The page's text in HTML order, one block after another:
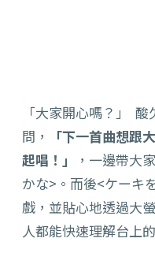
「大家開心嗎？」
問，
「下一首曲想跟
起唱！」
，一邊帶大
かな>。而後<ケーキ
戲， 並貼心地透過大
人都能快速理解台上